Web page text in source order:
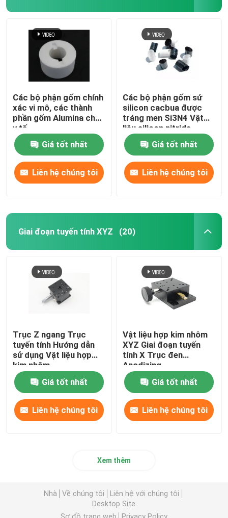
Các bộ phận gốm chính
xác vi mô, các thành
phần gốm Alumina cho
y tế
Giá tốt nhất
Liên hệ chúng tôi
Các bộ phận gốm sứ
silicon cacbua được
tráng men Si3N4 Vật
liệu silicon nitride
Giá tốt nhất
Liên hệ chúng tôi
Giai đoạn tuyến tính XYZ (20)
Trục Z ngang Trục
tuyến tính Hướng dẫn
sử dụng Vật liệu hợp
kim nhôm
Giá tốt nhất
Liên hệ chúng tôi
Vật liệu hợp kim nhôm
XYZ Giai đoạn tuyến
tính X Trục đen
Anodizing
Giá tốt nhất
Liên hệ chúng tôi
Xem thêm
Nhà Về chúng tôi
Liên hệ với chúng tôi
Desktop Site
Sơ đồ trang web
Privacy Policy